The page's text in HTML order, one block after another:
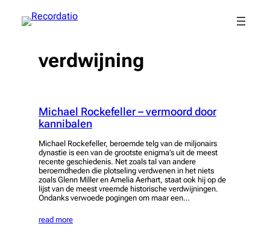
naar
verdwijning
Michael Rockefeller – vermoord door
kannibalen
Michael Rockefeller, beroemde telg van de miljonairs
dynastie is een van de grootste enigma’s uit de meest
recente geschiedenis. Net zoals tal van andere
beroemdheden die plotseling verdwenen in het niets
zoals Glenn Miller en Amelia Aerhart, staat ook hij op de
lijst van de meest vreemde historische verdwijningen.
Ondanks verwoede pogingen om maar een…
read more